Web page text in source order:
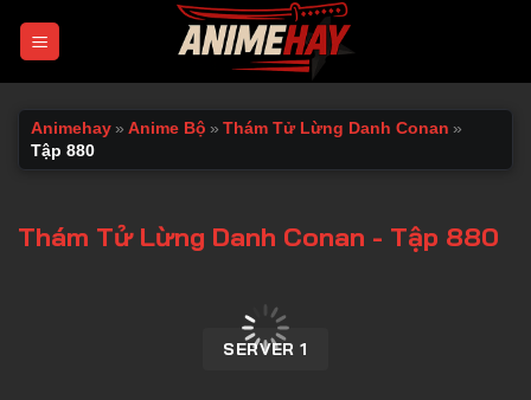
Animehay » Anime Bộ » Thám Tử Lừng Danh Conan »
Tập 880
Thám Tử Lừng Danh Conan - Tập 880
SERVER 1